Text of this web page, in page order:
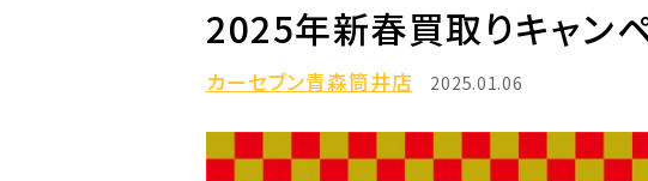
2025年新春買取りキャンペ
カーセブン青森筒井店 2025.01.06